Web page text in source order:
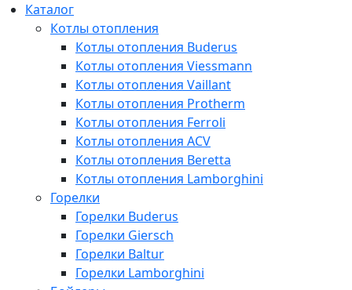
Каталог
Котлы отопления
Котлы отопления Buderus
Котлы отопления Viessmann
Котлы отопления Vaillant
Котлы отопления Protherm
Котлы отопления Ferroli
Котлы отопления ACV
Котлы отопления Beretta
Котлы отопления Lamborghini
Горелки
Горелки Buderus
Горелки Giersch
Горелки Baltur
Горелки Lamborghini